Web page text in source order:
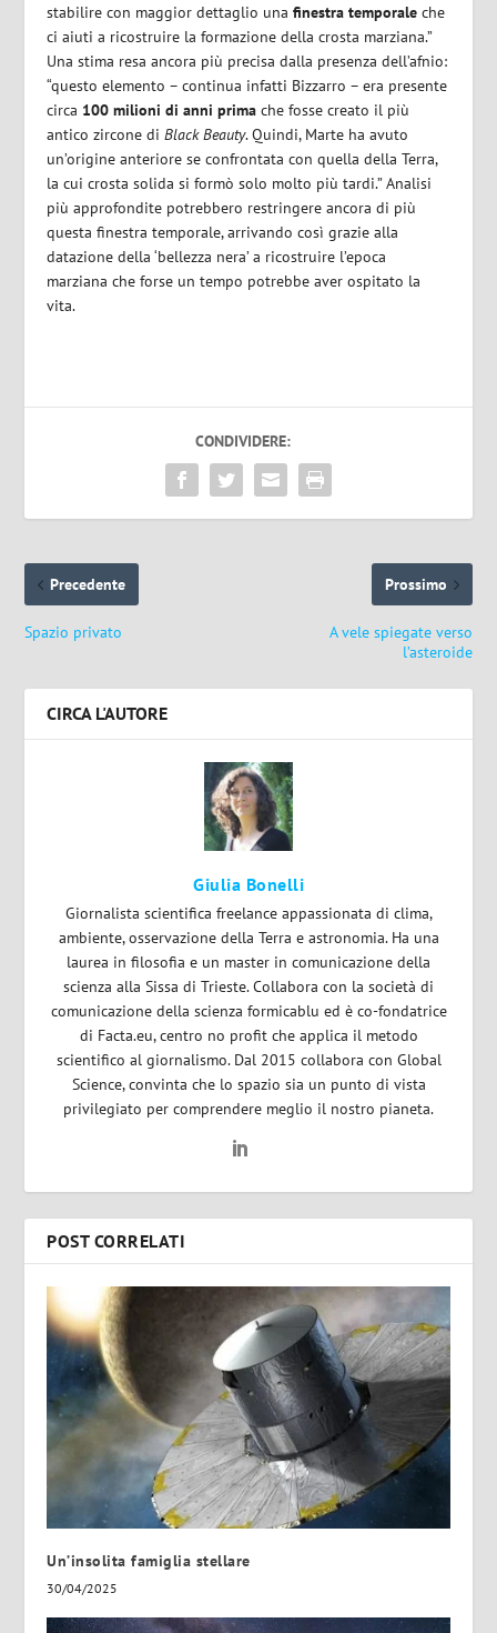
stabilire con maggior dettaglio unafinestra temporale che
ci aiuti a ricostruire la formazione della crosta marziana.”
Una stima resa ancora più precisa dalla presenza dell’afnio:
“questo elemento – continua infatti Bizzarro – era presente
circa 100 milioni di anni prima che fosse creato il più
antico zircone diBlack Beauty. Quindi, Marte ha avuto
un’origine anteriore se confrontata con quella della Terra,
la cui crosta solida si formò solo molto più tardi.” Analisi
più approfondite potrebbero restringere ancora di più
questa finestra temporale, arrivando così grazie alla
datazione della ‘bellezza nera’ a ricostruire l’epoca
marziana che forse un tempo potrebbe aver ospitato la
vita.
CONDIVIDERE:
Precedente
Spazio privato
Prossimo
A vele spiegate verso
l’asteroide
CIRCA L'AUTORE
Giulia Bonelli
Giornalista scientifica freelance appassionata di clima,
ambiente, osservazione della Terra e astronomia. Ha una
laurea in filosofia e un master in comunicazione della
scienza alla Sissa di Trieste. Collabora con la società di
comunicazione della scienza formicablu ed è co-fondatrice
di Facta.eu, centro no profit che applica il metodo
scientifico al giornalismo. Dal 2015 collabora con Global
Science, convinta che lo spazio sia un punto di vista
privilegiato per comprendere meglio il nostro pianeta.
POST CORRELATI
Un’insolita famiglia stellare
30/04/2025